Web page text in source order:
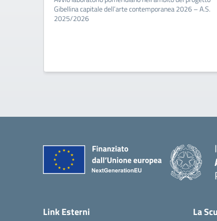
Gibellina capitale dell’arte contemporanea 2026 – A.S.
2025/2026
Link Esterni La